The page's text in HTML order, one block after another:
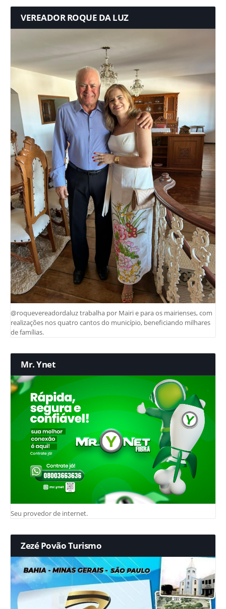
VEREADOR ROQUE DA LUZ
@roquevereadordaluz trabalha por Mairi e para os mairienses, com
realizações nos quatro cantos do município, beneficiando milhares
de famílias.
Mr. Ynet
Seu provedor de internet.
Zezé Povão Turismo